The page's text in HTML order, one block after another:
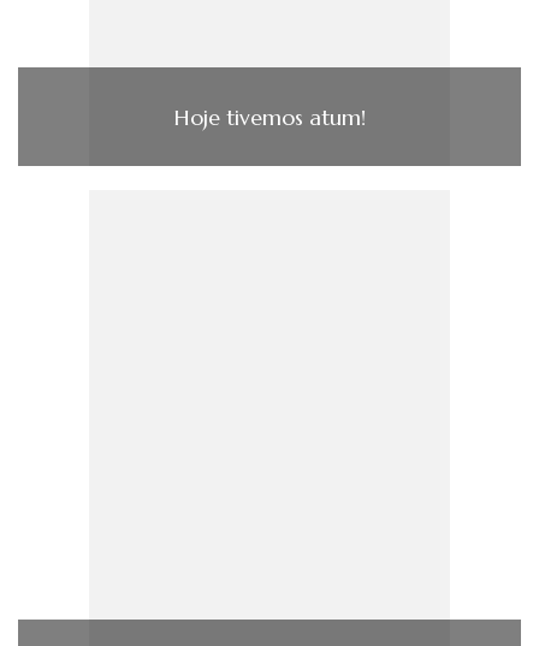
Hoje tivemos atum!